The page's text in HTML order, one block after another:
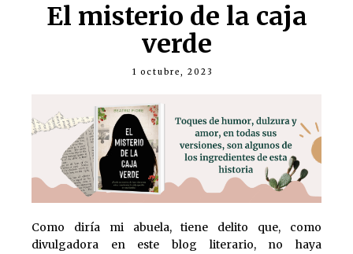
El misterio de la caja
verde
1 octubre, 2023
Como diría mi abuela, tiene delito que, como
divulgadora en este blog literario, no haya